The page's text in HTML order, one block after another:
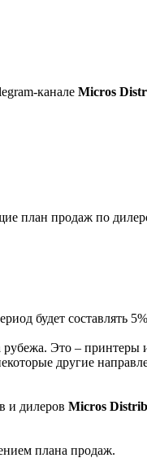
канале Micros
план продаж по
будет составлять
Это –
другие
и дилеров Micros
плана продаж.